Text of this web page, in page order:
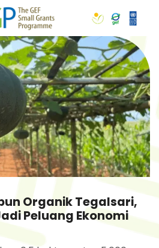
Organik Tegalsari,
Peluang Ekonomi